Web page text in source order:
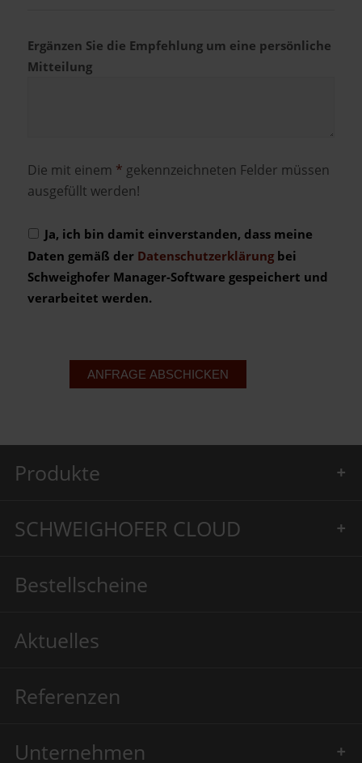
Ergänzen Sie die Empfehlung um eine persönliche
Mitteilung
Die mit einem * gekenn­zeichneten Felder müssen
ausgefüllt werden!
Ja, ich bin damit einverstanden, dass meine
Daten gemäß der Datenschutzerklärungbei
Schweighofer Manager-Software gespeichert und
verarbeitet werden.
Produkte
SCHWEIGHOFER CLOUD
Bestellscheine
Aktuelles
Referenzen
Unternehmen